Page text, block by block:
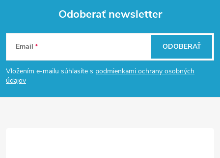
Z
á
p
Odoberať newsletter
Email
Vložením e-mailu súhlasíte s podmienkami ochrany osobných
údajov
ODOBERAŤ